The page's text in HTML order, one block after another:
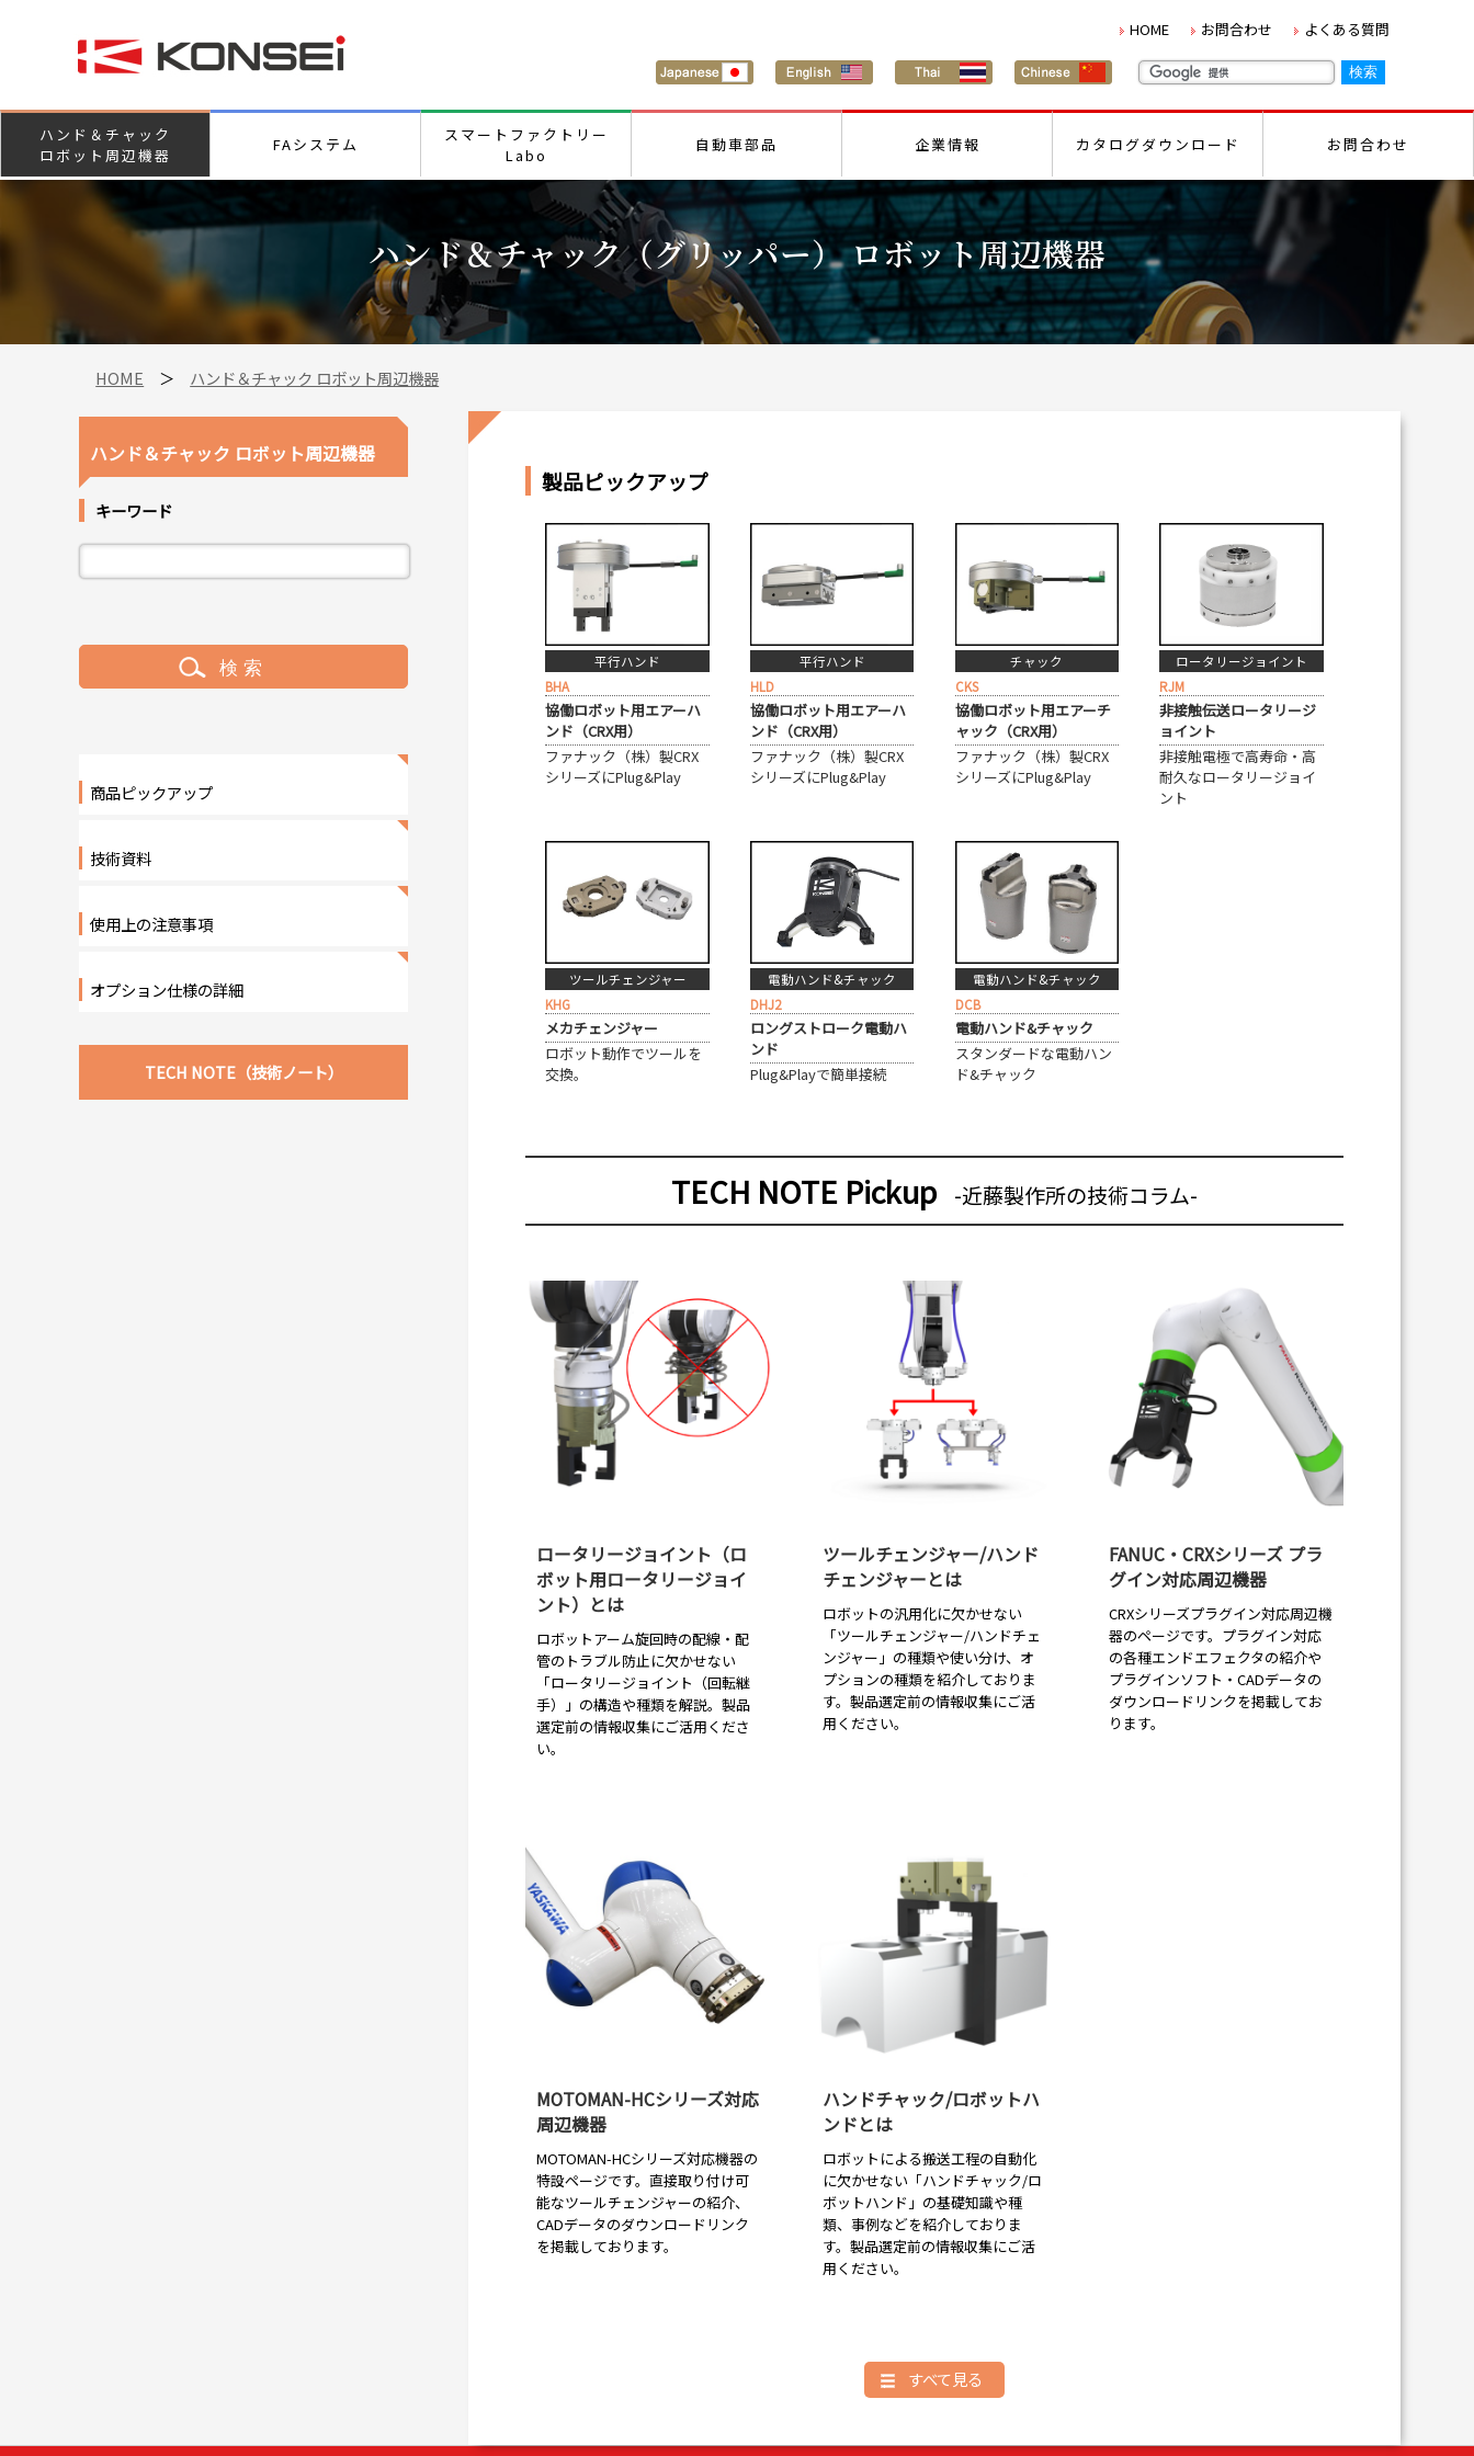
HOME お問合わせ よくある質問
ハンド＆チャック
ロボット周辺機器
FAシステム
スマートファクトリー
Labo
自動車部品 企業情報 カタログダウンロード お問合わせ
ハンド＆チャック（グリッパー） ロボット周辺機器
HOME ＞ ハンド＆チャック ロボット周辺機器
製品ピックアップ
平行ハンド
BHA
協働ロボット用エアーハ
ンド（CRX用）
ファナック（株）製CRX
シリーズにPlug&Play
平行ハンド
HLD
協働ロボット用エアーハ
ンド（CRX用）
ファナック（株）製CRX
シリーズにPlug&Play
チャック
CKS
協働ロボット用エアーチ
ャック（CRX用）
ファナック（株）製CRX
シリーズにPlug&Play
ロータリージョイント
RJM
非接触伝送ロータリージ
ョイント
非接触電極で高寿命・高
耐久なロータリージョイ
ント
ツールチェンジャー
KHG
メカチェンジャー
ロボット動作でツールを
交換。
電動ハンド&チャック
DHJ2
ロングストローク電動ハ
ンド
Plug&Playで簡単接続
電動ハンド&チャック
DCB
電動ハンド&チャック
スタンダードな電動ハン
ド&チャック
TECH NOTE Pickup -近藤製作所の技術コラム-
ロータリージョイント（ロ
ボット用ロータリージョイ
ント）とは
ロボットアーム旋回時の配線・配
管のトラブル防止に欠かせない
「ロータリージョイント（回転継
手）」の構造や種類を解説。製品
選定前の情報収集にご活用くださ
い。
ツールチェンジャー/ハンド
チェンジャーとは
ロボットの汎用化に欠かせない
「ツールチェンジャー/ハンドチェ
ンジャー」の種類や使い分け、オ
プションの種類を紹介しておりま
す。製品選定前の情報収集にご活
用ください。
FANUC・CRXシリーズ プラ
グイン対応周辺機器
CRXシリーズプラグイン対応周辺機
器のページです。プラグイン対応
の各種エンドエフェクタの紹介や
プラグインソフト・CADデータの
ダウンロードリンクを掲載してお
ります。
MOTOMAN-HCシリーズ対応
周辺機器
MOTOMAN-HCシリーズ対応機器の
特設ページです。直接取り付け可
能なツールチェンジャーの紹介、
CADデータのダウンロードリンク
を掲載しております。
ハンドチャック/ロボットハ
ンドとは
ロボットによる搬送工程の自動化
に欠かせない「ハンドチャック/ロ
ボットハンド」の基礎知識や種
類、事例などを紹介しておりま
す。製品選定前の情報収集にご活
用ください。
すべて見る
ハンド＆チャック ロボット周辺機器
キーワード
商品ピックアップ
技術資料
使用上の注意事項
オプション仕様の詳細
TECH NOTE（技術ノート）